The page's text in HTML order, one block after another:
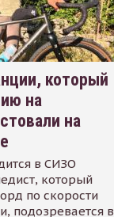
который
на
на
в СИЗО
который
по скорости
подозревается в